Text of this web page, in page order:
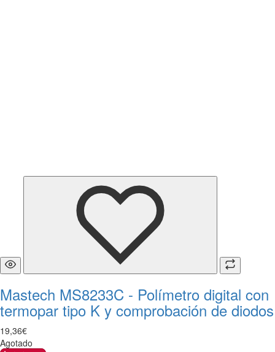
Mastech MS8233C - Polímetro digital con
termopar tipo K y comprobación de diodos
19,36€
Agotado